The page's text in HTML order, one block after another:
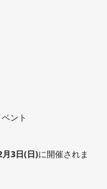
ント
月3日(日)に開催されま